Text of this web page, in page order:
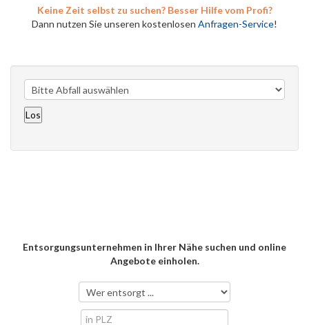
Keine Zeit selbst zu suchen? Besser Hilfe vom Profi?
Dann nutzen Sie unseren kostenlosen Anfragen-Service!
Entsorgungsunternehmen in Ihrer Nähe suchen und online
Angebote einholen.